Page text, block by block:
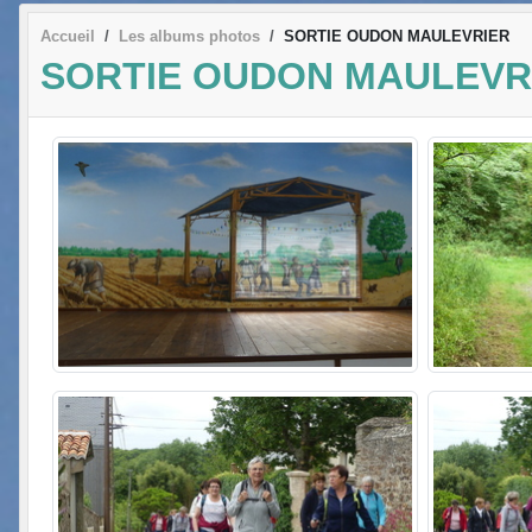
Accueil Les albums photos SORTIE OUDON MAULEVRIER
SORTIE OUDON